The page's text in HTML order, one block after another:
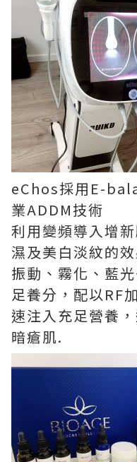
eChos採用E-
業ADDM技術
利用變頻導入增
濕及美白淡紋的
振動、霧化、藍
足養分，配以RF
速注入充足營養
暗瘡肌.